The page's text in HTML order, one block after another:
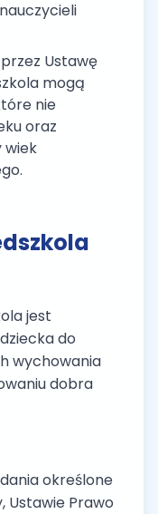
Ustawę
mogą
nie
oraz
wiek
jest
do
wychowania
dobra
określone
Ustawie Prawo